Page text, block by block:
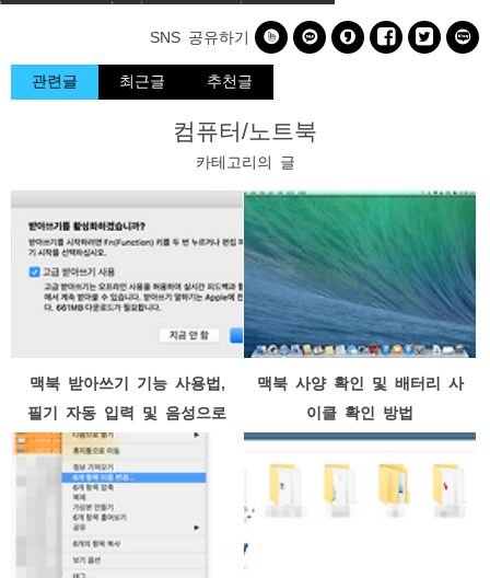
SNS 공유하기      
관련글 최근글 추천글
컴퓨터/노트북
카테고리의 글
맥북 받아쓰기 기능 사용법,
필기 자동 입력 및 음성으로
워드 작성
맥북 사양 확인 및 배터리 사
이클 확인 방법